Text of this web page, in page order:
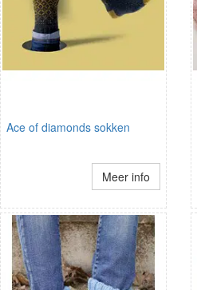
Ace of diamonds sokken
Meer info